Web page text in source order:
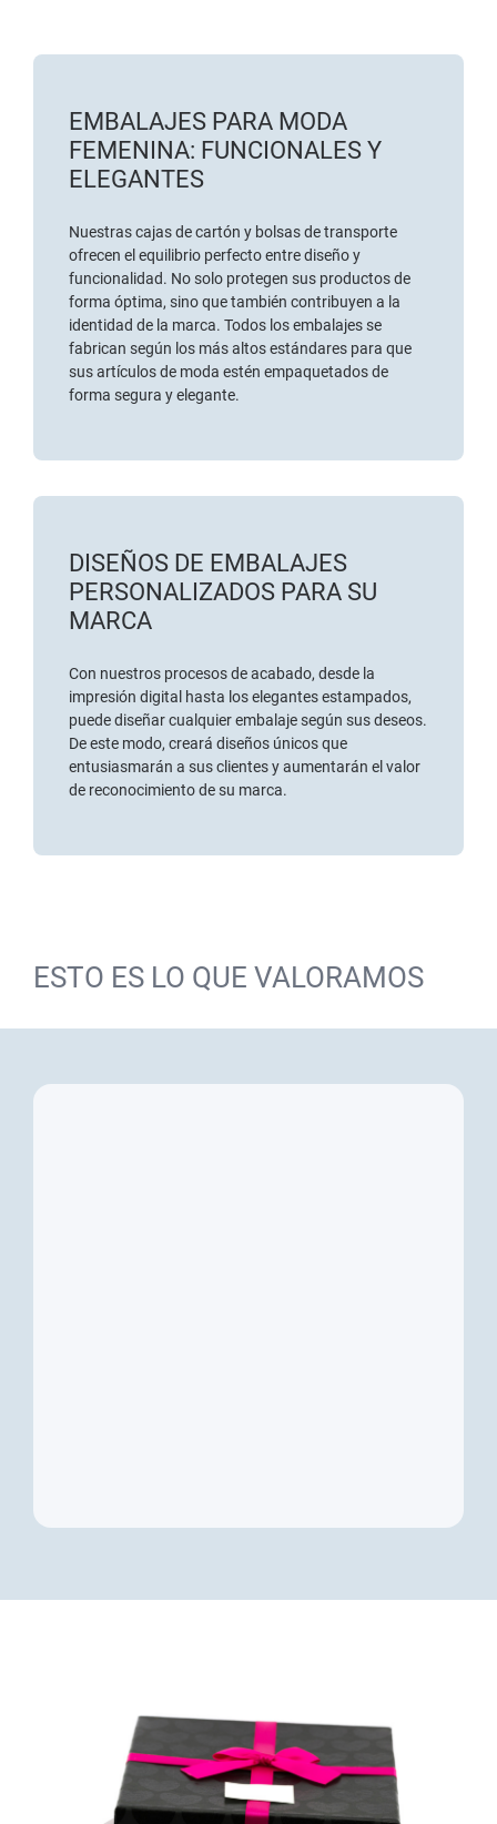
EMBALAJES PARA MODA
FEMENINA: FUNCIONALES Y
ELEGANTES
Nuestras cajas de cartón y bolsas de transporte
ofrecen el equilibrio perfecto entre diseño y
funcionalidad. No solo protegen sus productos de
forma óptima, sino que también contribuyen a la
identidad de la marca. Todos los embalajes se
fabrican según los más altos estándares para que
sus artículos de moda estén empaquetados de
forma segura y elegante.
DISEÑOS DE EMBALAJES
PERSONALIZADOS PARA SU
MARCA
Con nuestros procesos de acabado, desde la
impresión digital hasta los elegantes estampados,
puede diseñar cualquier embalaje según sus deseos.
De este modo, creará diseños únicos que
entusiasmarán a sus clientes y aumentarán el valor
de reconocimiento de su marca.
ESTO ES LO QUE VALORAMOS